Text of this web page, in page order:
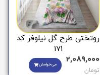
روتختی طرح گل نیلوفر کد
171
2,089,000
تومان
می‌خوامش